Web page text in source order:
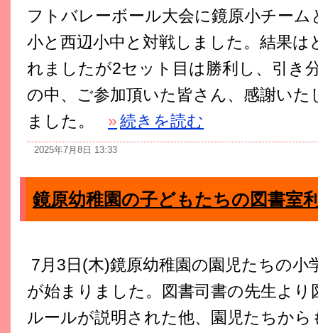
フトバレーボール大会に鏡原小チー
小と西辺小中と対戦しました。結果
れましたが2セット目は勝利し、引き
の中、ご参加頂いた皆さん、感謝い
ました。
»続きを読む
2025年7月8日 13:33
鏡原幼稚園の子どもたちの図書室
7月3日(木)鏡原幼稚園の園児たちの小
が始まりました。図書司書の先生より
ルールが説明された他、園児たちから